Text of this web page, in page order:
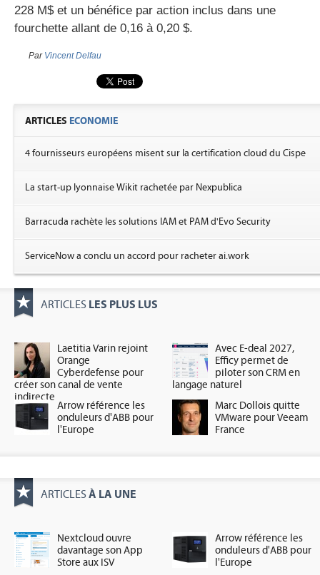
228 M$ et un bénéfice par action inclus dans une
fourchette allant de 0,16 à 0,20 $.
Par Vincent Delfau
ARTICLES ECONOMIE
4 fournisseurs européens misent sur la certification cloud du Cispe
La start-up lyonnaise Wikit rachetée par Nexpublica
Barracuda rachète les solutions IAM et PAM d'Evo Security
ServiceNow a conclu un accord pour racheter ai.work
ARTICLES LES PLUS LUS
Laetitia Varin rejoint
Orange
Cyberdefense pour
créer son canal de vente
indirecte
Avec E-deal 2027,
Efficy permet de
piloter son CRM en
langage naturel
Arrow référence les
onduleurs d'ABB pour
l'Europe
Marc Dollois quitte
VMware pour Veeam
France
ARTICLES À LA UNE
Nextcloud ouvre
davantage son App
Store aux ISV
Arrow référence les
onduleurs d'ABB pour
l'Europe